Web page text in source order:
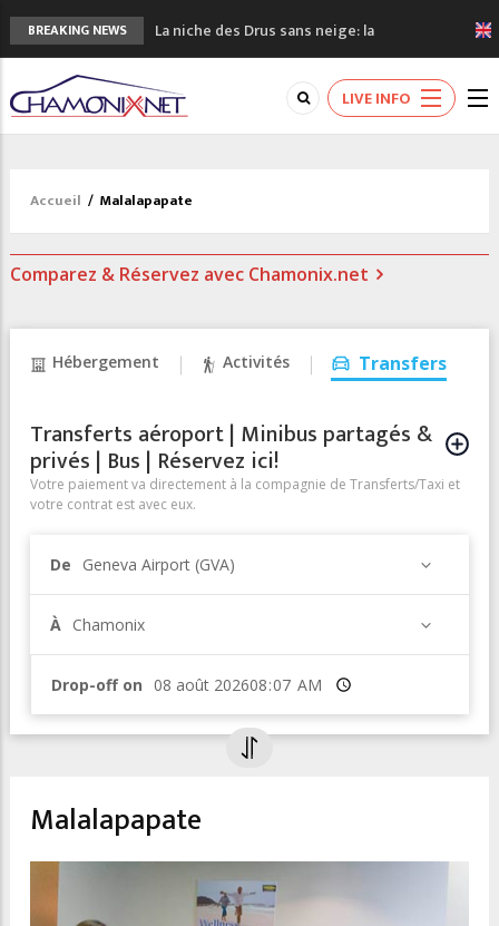
BREAKING NEWS
La niche des Drus sans neige: la
sécheresse en haute montagne
3 bonnes raisons pour visiter le nouveau
Musée du Mont-Blanc
Accidents en montagne: 3 personnes sont
Craft ouvre un nouveau magasin de course
LIVE INFO
Accueil / Malalapapate
Comparez & Réservez avec Chamonix.net
Hébergement Activités Transfers
Transferts aéroport | Minibus partagés &
privés | Bus | Réservez ici!
Votre paiement va directement à la compagnie de Transferts/Taxi et
votre contrat est avec eux.
De Geneva Airport (GVA)
À Chamonix
Drop-off on Heure
Malalapapate